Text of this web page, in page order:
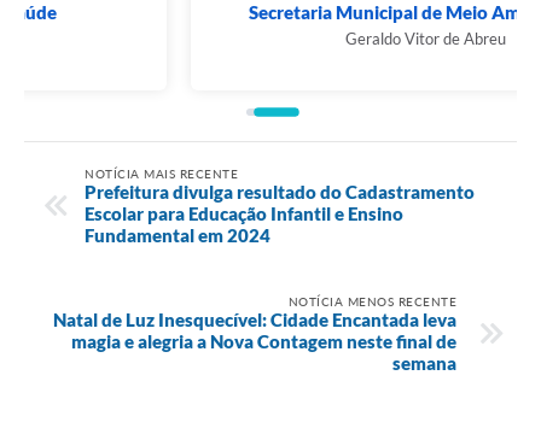
Secretaria Municipal de Meio Ambiente e...
Geraldo Vitor de Abreu
NOTÍCIA MAIS RECENTE
Prefeitura divulga resultado do Cadastramento
Escolar para Educação Infantil e Ensino
Fundamental em 2024
NOTÍCIA MENOS RECENTE
Natal de Luz Inesquecível: Cidade Encantada leva
magia e alegria a Nova Contagem neste final de
semana